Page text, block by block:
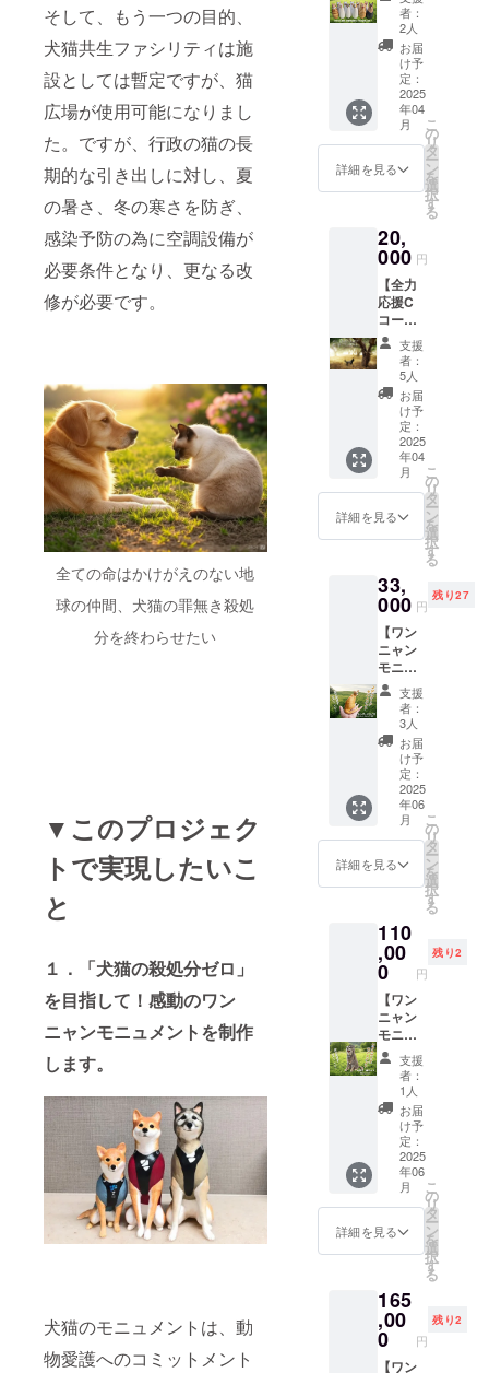
そして、もう一つの目的、
犬猫共生ファシリティは施
設としては暫定ですが、猫
広場が使用可能になりまし
た。ですが、行政の猫の長
期的な引き出しに対し、夏
の暑さ、冬の寒さを防ぎ、
感染予防の為に空調設備が
必要条件となり、更なる改
修が必要です。
全ての命はかけがえのない地
球の仲間、犬猫の罪無き殺処
分を終わらせたい
▼このプロジェク
トで実現したいこ
と
１．「犬猫の殺処分ゼロ」
を目指して！感動のワン
ニャンモニュメントを制作
します。
犬猫のモニュメントは、動
物愛護へのコミットメント
0.09m
m (台紙
は除
く)
シール
の製作
費、郵
除いた
ご支援
共生
ファシ
リ
ティ」
の運
営、改
修等に
充てさ
せてい
ただき
ます。
上げま
す。 ●
活動報
告の配
徴 屋外
での使
用に適
フィル
ム素材
や自動
車用ス
テッ
カーに
よく用
いられ
ます
が、エ
ンジン
付近な
ど高温
になる
場所へ
の使用
には対
おりま
せん。
※白塩ビ
光沢ラ
ミネー
ト(PVC)
強粘着
のり
カット
パス作
成:円形
厚さは
約
0.09m
m (台紙
は除
く)
シール
費、郵
送費を
ご支援
金を
「犬猫
共生
ファシ
リ
ティ」
の運
営、改
修等に
充てさ
せてい
ただき
ます。
20,000
円のリ
ターン
と同じ
内容に
なりま
す。 該
当リ
ターン
【全力
（5,000
/10,000/
20,000
円）
支援者
名簿を
作成、
お名前
を記載
し犬猫
共生
ファシ
リティ
に大切
きま
す。 ※
このリ
ターン
は下記
5,000
円、
20,000
円のリ
ターン
と同じ
内容に
なりま
す。 該
当リ
ターン
【全力
（5,000
/10,000/
20,000
円）
界に一
つ、犬
猫顔、
身体が
楕円形
の可愛
い笑顔
の小法
師で
す。犬
猫の応
援とい
ばにい
てあな
たを応
援して
くれま
す。下
部には
磁石が
入って
おり、
金属の
上では
安定し
ます
が、通
常は若
干、不
で、お
取り扱
いにご
注意下
さい。
※製作
費・配
送費を
除いた
ご支援
金を
「共生
施設」
の施設
改装費
に充て
させて
お礼の
メッ
セージ
●活動報
告の配
信 ●犬
猫小法
師（サ
イズ：
約10cm
～
14cm）
■芯材に
難燃性
スタイ
フォー
ム、表
使用。
アクリ
ル絵の
具で着
者：
2人
お届
け予
定：
2025
年04
月
詳細を見る
こ
の
リ
タ
ー
ン
を
選
択
す
る
20,
000 円
【全力
応援C
コー
ス】 ご
支援金
すべて
を「犬
猫共生
ファシ
ティ」
の運
営、改
修等に
充てさ
せてい
ます。
●お礼の
メッ
セージ
●活動報
告の配
信 ●ご
支援者
名簿を
作成、
お名前
を記載
し犬猫
共生
ファシ
リティ
に大切
きま
す。 ※
このリ
ターン
は下記
5,000
円、
10,000
円のリ
ターン
と同じ
内容に
なりま
す。 該
当リ
ターン
【全力
応援
/10,000/
20,000
円）
支援
者：
5人
お届
け予
定：
2025
年04
月
詳細を見る
こ
の
リ
タ
ー
ン
を
選
択
す
る
33,
000 円
残り27
【ワン
ニャン
モニュ
メント
スタン
ダード
サイズ
1体制作
コー
ス】 愛
犬、愛
猫のモ
ニュメ
ントを
フル
オー
イドで
制作さ
せてい
ただき
ます。
※制作
費・配
送費を
除いた
ご支援
金を
「共生
施設」
の施設
改装費
に充て
させて
いただ
きま
す。 ☆
ニャン
モニュ
メント
「スタ
ンダー
支援
者：
3人
お届
け予
定：
2025
年06
月
詳細を見る
こ
の
リ
タ
ー
ン
を
選
択
す
る
110
,00
0 円
残り2
【ワン
ニャン
モニュ
メント
リアル
サイズ
小型犬/
猫 1体
製作
コー
ス】 愛
犬、愛
猫のモ
ニュメ
ントを
フル
ダーメ
イド、
実物大
の大き
さで制
支援
者：
1人
お届
け予
定：
2025
年06
月
詳細を見る
こ
の
リ
タ
ー
ン
を
選
択
す
る
165
,00
0 円
残り2
【ワン